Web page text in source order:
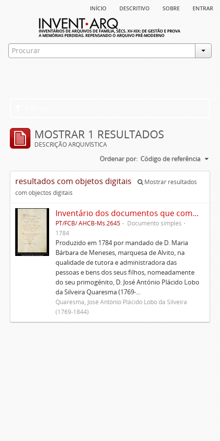
início descritivo sobre entrar
MOSTRAR 1 RESULTADOS
DESCRIÇÃO ARQUIVÍSTICA
Ordenar por: Código de referência
resultados com objetos digitais
Mostrar resultados
com objectos digitais
Inventário dos documentos que compõem o cartório da Casa de Alvito
PT/FCB/ AHCB-Ms.2645
Documento simples
1784
Produzido em 1784 por mandado de D. Maria
Bárbara de Meneses, marquesa de Alvito, na
qualidade de tutora e administradora das
pessoas e bens dos seus filhos, nomeadamente
do seu primogénito, D. José António Plácido Lobo
da Silveira Quaresma (1769-...
Quaresma, José António Plácido Lobo da Silveira
(1769-1844)